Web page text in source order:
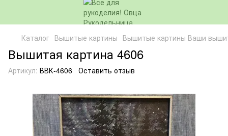
Каталог Вышитые картины Вышитые картины Ваши
Вышитая картина 4606
Артикул: ВВК-4606 Оставить отзыв